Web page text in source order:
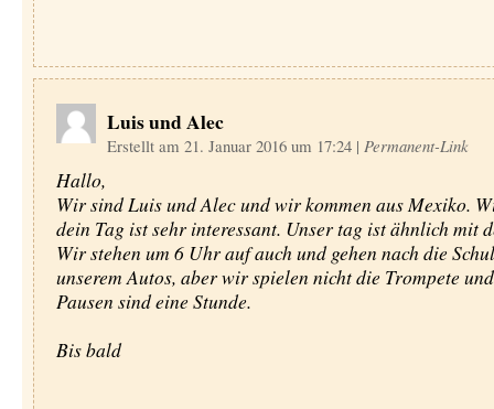
Luis und Alec
Erstellt am 21. Januar 2016 um 17:24 | Permanent-Link
Hallo,
Wir sind Luis und Alec und wir kommen aus Mexiko.
dein Tag ist sehr interessant. Unser tag ist ähnlich mit
Wir stehen um 6 Uhr auf auch und gehen nach die
unserem Autos, aber wir spielen nicht die Trompete
Pausen sind eine Stunde.
Bis bald